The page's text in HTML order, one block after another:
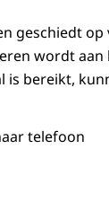
geschiedt
wordt aan
is bereikt,
telefoon